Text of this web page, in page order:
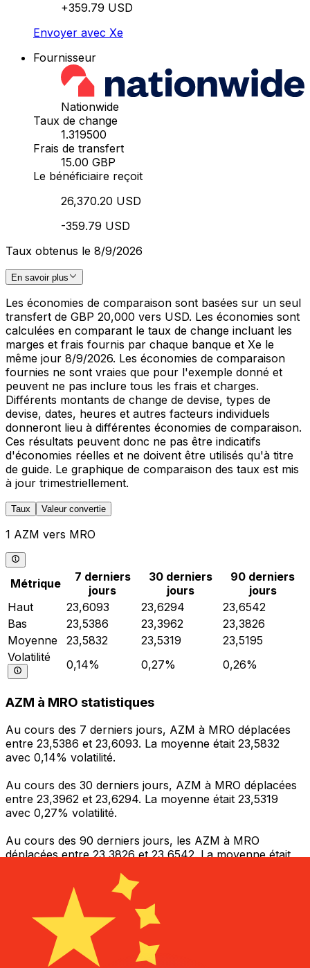
+359.79 USD
Envoyer avec Xe
Fournisseur
Nationwide
Taux de change
1.319500
Frais de transfert
15.00 GBP
Le bénéficiaire reçoit
26,370.20 USD
-359.79 USD
Taux obtenus le 8/9/2026
En savoir plus
Les économies de comparaison sont basées sur un seul
transfert de GBP 20,000 vers USD. Les économies sont
calculées en comparant le taux de change incluant les
marges et frais fournis par chaque banque et Xe le
même jour 8/9/2026. Les économies de comparaison
fournies ne sont vraies que pour l'exemple donné et
peuvent ne pas inclure tous les frais et charges.
Différents montants de change de devise, types de
devise, dates, heures et autres facteurs individuels
donneront lieu à différentes économies de comparaison.
Ces résultats peuvent donc ne pas être indicatifs
d'économies réelles et ne doivent être utilisés qu'à titre
de guide. Le graphique de comparaison des taux est mis
à jour trimestriellement.
Taux Valeur convertie
1 AZM vers MRO
Métrique
7 derniers
jours
30 derniers
jours
90 derniers
jours
Haut
23,6093 23,6294
23,6542
Bas
23,5386 23,3962
23,3826
Moyenne
23,5832 23,5319
23,5195
Volatilité
0,14% 0,27% 0,26%
AZM à MRO statistiques
Au cours des 7 derniers jours, AZM à MRO déplacées
entre 23,5386 et 23,6093. La moyenne était 23,5832
avec 0,14% volatilité.
Au cours des 30 derniers jours, AZM à MRO déplacées
entre 23,3962 et 23,6294. La moyenne était 23,5319
avec 0,27% volatilité.
Au cours des 90 derniers jours, les AZM à MRO
déplacées entre 23,3826 et 23,6542. La moyenne était
Envoyer de l’argent
Gérez votre argent et vos devises lorsque vous
êtes en déplacement
L'application Xe réunit toutes les fonctionnalités